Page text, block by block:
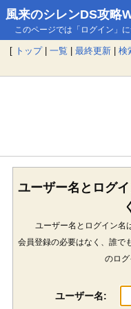
風来のシレンDS攻略
このページでは「ログイン」
[ トップ| 一覧 | 最終更新 | 検
ユーザー名とログ
ユーザー名とログイン名
会員登録の必要はなく、誰で
のログ
ユーザー名: